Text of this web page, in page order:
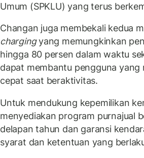
Umum (SPKLU) yang terus
Changan juga membekali kedua
chargingyang memungkinkan
hingga 80 persen dalam waktu
dapat membantu pengguna
cepat saat beraktivitas.
Untuk mendukung kepemilikan
menyediakan program purnajual
delapan tahun dan garansi
syarat dan ketentuan yang